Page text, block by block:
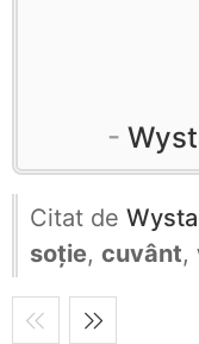
Citat de
soție, cuvânt,